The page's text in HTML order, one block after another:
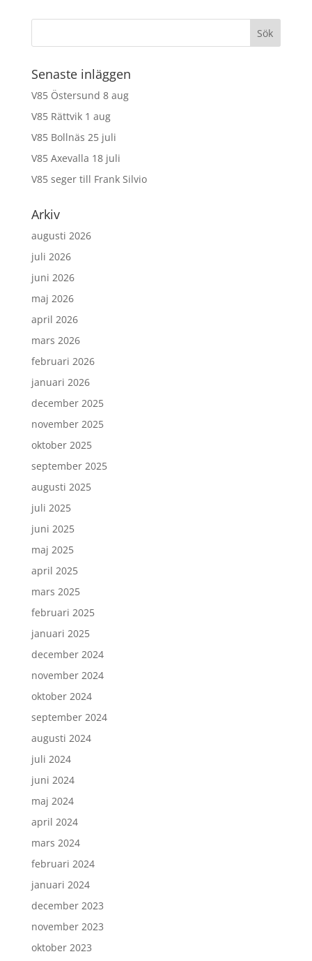
Senaste inläggen
V85 Östersund 8 aug
V85 Rättvik 1 aug
V85 Bollnäs 25 juli
V85 Axevalla 18 juli
V85 seger till Frank Silvio
Arkiv
augusti 2026
juli 2026
juni 2026
maj 2026
april 2026
mars 2026
februari 2026
januari 2026
december 2025
november 2025
oktober 2025
september 2025
augusti 2025
juli 2025
juni 2025
maj 2025
april 2025
mars 2025
februari 2025
januari 2025
december 2024
november 2024
oktober 2024
september 2024
augusti 2024
juli 2024
juni 2024
maj 2024
april 2024
mars 2024
februari 2024
januari 2024
december 2023
november 2023
oktober 2023